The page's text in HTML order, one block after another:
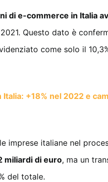
di e-commerce in Italia
Questo dato è
come solo il
Italia: +18% nel 2022 e
imprese italiane nel
miliardi di euro, ma un
del totale.